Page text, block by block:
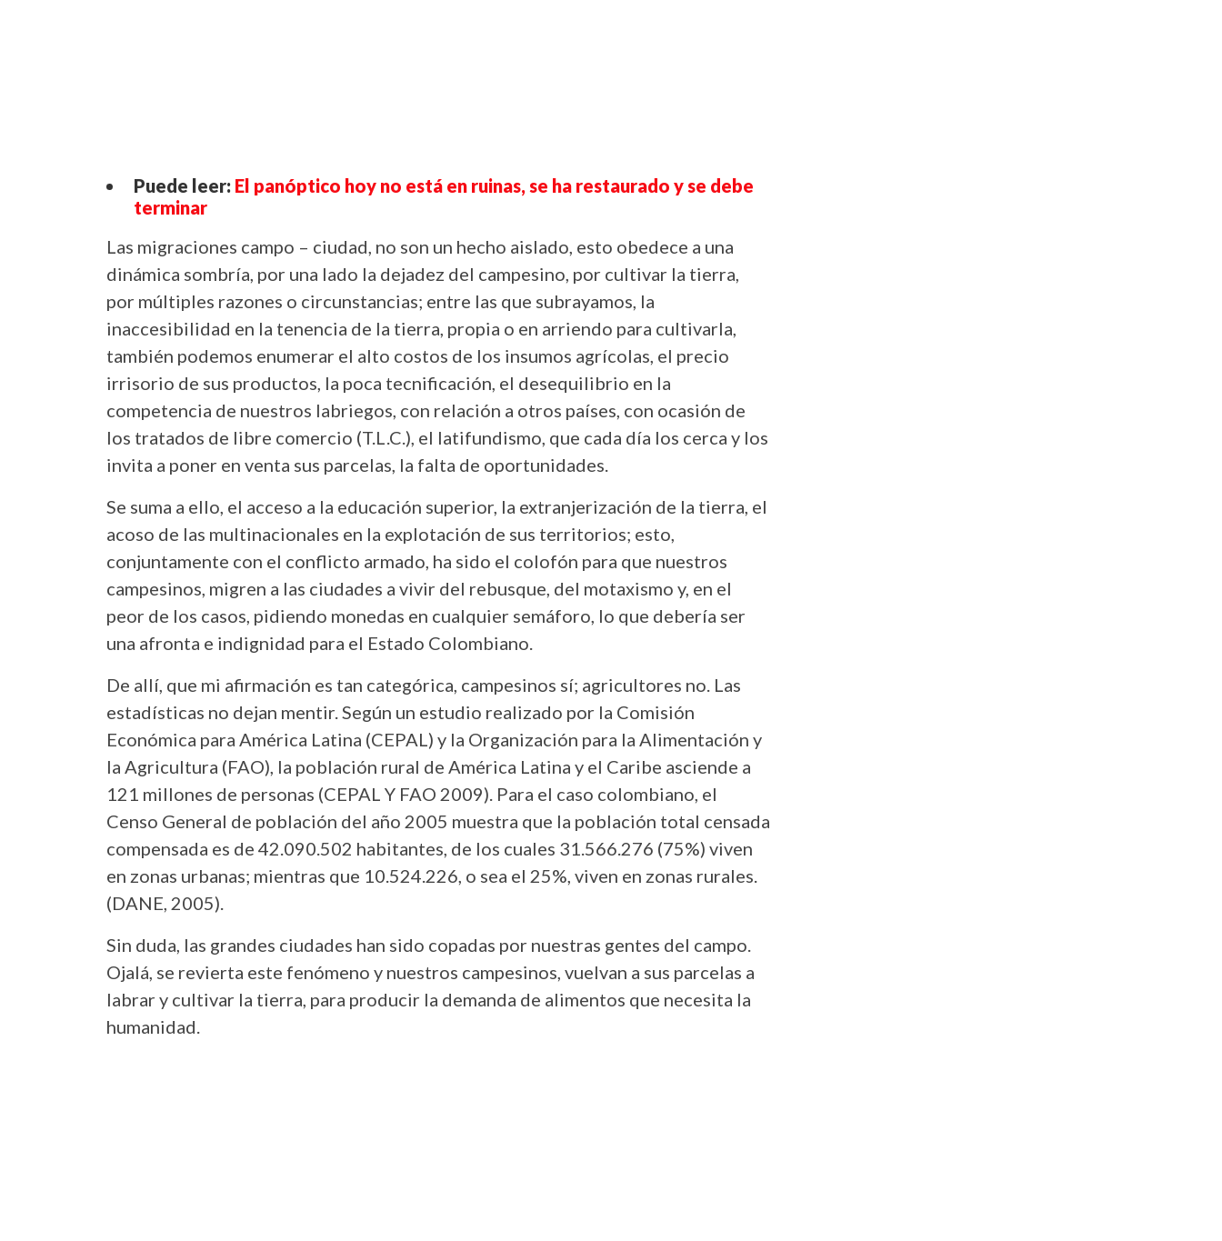
Puede leer: El panóptico hoy no está en ruinas, se ha restaurado y se debe
terminar
Las migraciones campo – ciudad, no son un hecho aislado, esto obedece a una
dinámica sombría, por una lado la dejadez del campesino, por cultivar la tierra,
por múltiples razones o circunstancias; entre las que subrayamos, la
inaccesibilidad en la tenencia de la tierra, propia o en arriendo para cultivarla,
también podemos enumerar el alto costos de los insumos agrícolas, el precio
irrisorio de sus productos, la poca tecnificación, el desequilibrio en la
competencia de nuestros labriegos, con relación a otros países, con ocasión de
los tratados de libre comercio (T.L.C.), el latifundismo, que cada día los cerca y los
invita a poner en venta sus parcelas, la falta de oportunidades.
Se suma a ello, el acceso a la educación superior, la extranjerización de la tierra, el
acoso de las multinacionales en la explotación de sus territorios; esto,
conjuntamente con el conflicto armado, ha sido el colofón para que nuestros
campesinos, migren a las ciudades a vivir del rebusque, del motaxismo y, en el
peor de los casos, pidiendo monedas en cualquier semáforo, lo que debería ser
una afronta e indignidad para el Estado Colombiano.
De allí, que mi afirmación es tan categórica, campesinos sí; agricultores no. Las
estadísticas no dejan mentir. Según un estudio realizado por la Comisión
Económica para América Latina (CEPAL) y la Organización para la Alimentación y
la Agricultura (FAO), la población rural de América Latina y el Caribe asciende a
121 millones de personas (CEPAL Y FAO 2009). Para el caso colombiano, el
Censo General de población del año 2005 muestra que la población total censada
compensada es de 42.090.502 habitantes, de los cuales 31.566.276 (75%) viven
en zonas urbanas; mientras que 10.524.226, o sea el 25%, viven en zonas rurales.
(DANE, 2005).
Sin duda, las grandes ciudades han sido copadas por nuestras gentes del campo.
Ojalá, se revierta este fenómeno y nuestros campesinos, vuelvan a sus parcelas a
labrar y cultivar la tierra, para producir la demanda de alimentos que necesita la
humanidad.